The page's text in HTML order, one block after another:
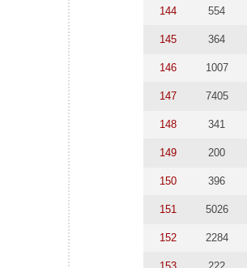
144 554
145 364
146 1007
147 7405
148 341
149 200
150 396
151 5026
152 2284